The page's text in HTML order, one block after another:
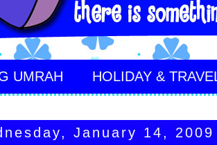
UMRAH HOLIDAY &
January 14, 2009